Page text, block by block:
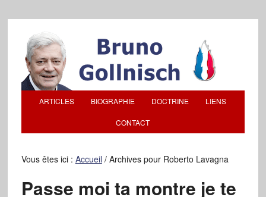
ARTICLES BIOGRAPHIE DOCTRINE LIENS
CONTACT
Vous êtes ici : Accueil /Archives pour Roberto Lavagna
Passe moi ta montre je te